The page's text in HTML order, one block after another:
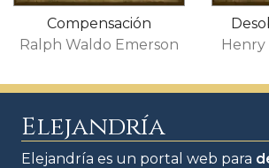
Compensación
Ralph Waldo Emerson
Elejandría
Elejandría es un portal web para